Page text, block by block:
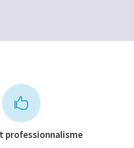

professionnalisme